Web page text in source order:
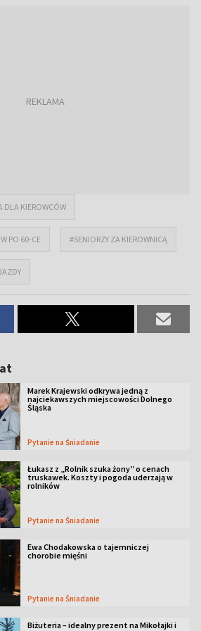
KIEROWCÓW
PO 60-CE #SENIORZY ZA KIEROWNICĄ
Marek Krajewski odkrywa jedną z
najciekawszych miejscowości Dolnego
Śląska
Pytanie na Śniadanie
Łukasz z „Rolnik szuka żony” o cenach
truskawek. Koszty i pogoda uderzają w
rolników
Pytanie na Śniadanie
Ewa Chodakowska o tajemniczej
chorobie mięśni
Pytanie na Śniadanie
Biżuteria – idealny prezent na Mikołajki i